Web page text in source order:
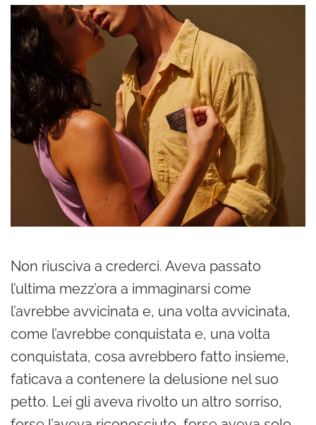
Non riusciva a crederci. Aveva passato
l’ultima mezz’ora a immaginarsi come
l’avrebbe avvicinata e, una volta avvicinata,
come l’avrebbe conquistata e, una volta
conquistata, cosa avrebbero fatto insieme,
faticava a contenere la delusione nel suo
petto. Lei gli aveva rivolto un altro sorriso,